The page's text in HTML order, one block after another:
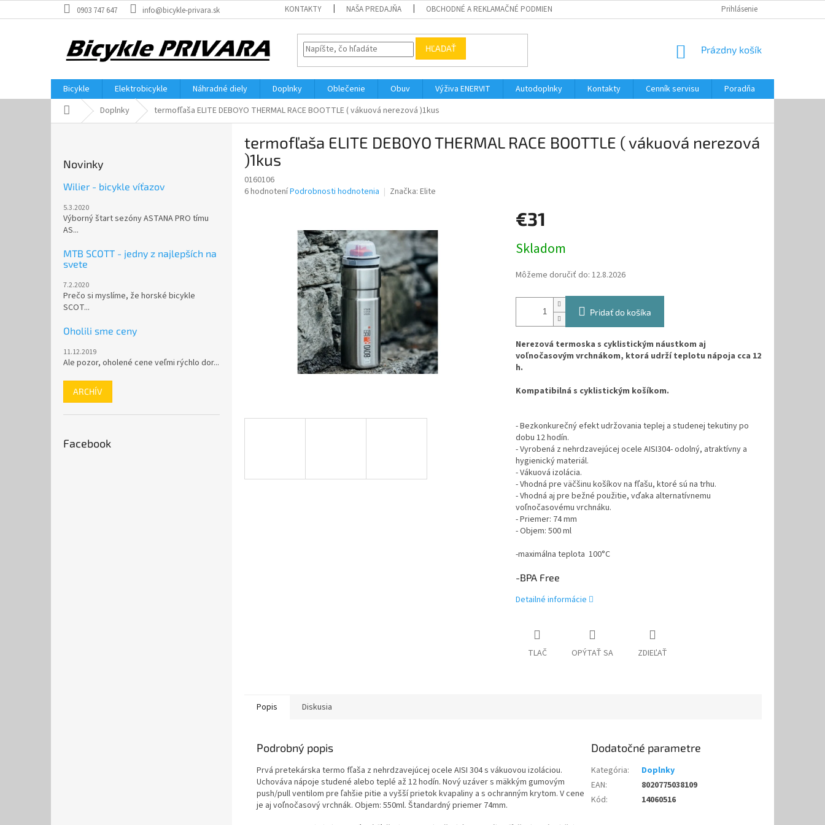
na
0903 747 647 info@bicykle-privara.sk KONTAKTY NAŠA PREDAJŇA OBCHODNÉ A REKLAMAČNÉ PODMIENKY PONÚKANÉ SLUŽBYPrihlásenie
HĽADAŤ
NÁKUPNÝ
Prázdny košík
Bicykle Elektrobicykle Náhradné diely Doplnky Oblečenie Obuv Výživa ENERVIT Autodoplnky Kontakty Cenník servisu
Poradňa
DomovDoplnky termofľaša ELITE DEBOYO THERMAL RACE BOOTTLE ( vákuová nerezová )1kus
Novinky
Wilier - bicykle víťazov
5.3.2020
Výborný štart sezóny ASTANA PRO tímu
AS...
MTB SCOTT - jedny z najlepších na
svete
7.2.2020
Prečo si myslíme, že horské bicykle
SCOT...
Oholili sme ceny
11.12.2019
Ale pozor, oholené cene veľmi rýchlo dor...
ARCHÍV
Facebook
termofľaša ELITE DEBOYO THERMAL RACE BOOTTLE ( vákuová nerezová
)1kus
0160106
Priemerné
6 hodnoteníPodrobnosti hodnotenia Značka: Elite
€31
cena:
Skladom
Môžeme doručiť do: 12.8.2026
Pridať do košíka
Nerezová termoska s cyklistickým náustkom aj
voľnočasovým vrchnákom, ktorá udrží teplotu nápoja cca 12
h.
Kompatibilná s cyklistickým košíkom.
- Bezkonkurečný efekt udržovania teplej a studenej tekutiny po
dobu 12 hodín.
- Vyrobená z nehrdzavejúcej ocele AISI304- odolný, atraktívny a
hygienický materiál.
- Vákuová izolácia.
- Vhodná pre väčšinu košíkov na fľašu, ktoré sú na trhu.
- Vhodná aj pre bežné použitie, vďaka alternatívnemu
voľnočasovému vrchnáku.
- Priemer: 74 mm
- Objem: 500 ml
-maximálna teplota 100°C
-BPA Free
Detailné informácie
TLAČ OPÝTAŤ SA ZDIEĽAŤ
Popis Diskusia
Podrobný popis
Prvá pretekárska termo fľaša z nehrdzavejúcej ocele AISI 304 s vákuovou izoláciou.
Uchováva nápoje studené alebo teplé až 12 hodín. Nový uzáver s mäkkým gumovým
push/pull ventilom pre ľahšie pitie a vyšší prietok kvapaliny a s ochranným krytom. V cene
je aj voľnočasový vrchnák. Objem: 550ml. Štandardný priemer 74mm.
Dodatočné parametre
Kategória:
Doplnky
EAN:
8020775038109
Kód: 14060516